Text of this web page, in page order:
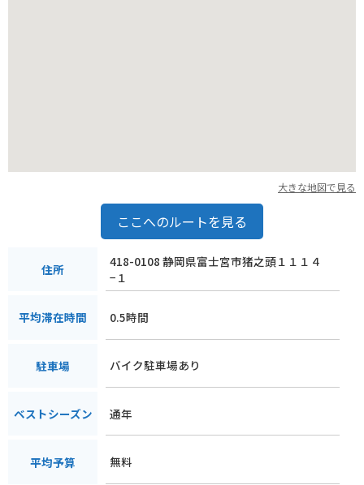
大きな地図で見る
ここへのルートを見る
住所
418-0108 静岡県富士宮市猪之頭１１１４
−１
平均滞在時間 0.5時間
駐車場 バイク駐車場あり
ベストシーズン 通年
平均予算 無料